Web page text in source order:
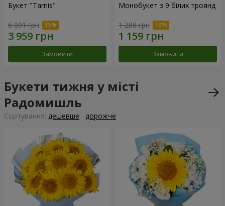
Букет "Tarnis"
6 091 грн
Замовити
Монобукет з 9 білих троянд
1 288 грн
Замовити
Букети тижня у місті
Радомишль
Сортування: дешевше дорожче